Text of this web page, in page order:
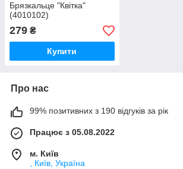
Брязкальце "Квітка"
(4010102)
279 ₴
Купити
Про нас
99% позитивних з 190 відгуків за рік
Працює з 05.08.2022
м. Київ
, Київ, Україна